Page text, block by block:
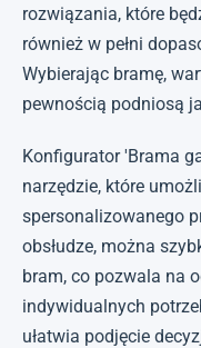
rozwiązania, które
również w pełni
Wybierając bramę,
pewnością podniosą
Konfigurator 'Brama
narzędzie, które
spersonalizowanego
obsłudze, można
bram, co pozwala na
indywidualnych
ułatwia podjęcie